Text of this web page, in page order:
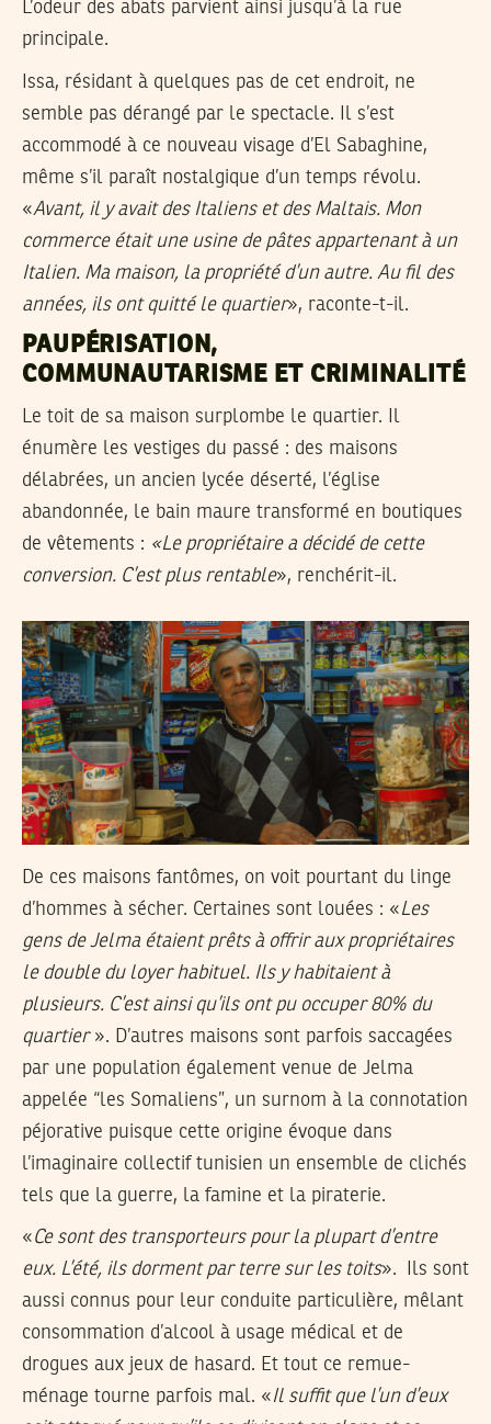
L’odeur des abats parvient ainsi jusqu’à la rue
principale.
Issa, résidant à quelques pas de cet endroit, ne
semble pas dérangé par le spectacle. Il s’est
accommodé à ce nouveau visage d’El Sabaghine,
même s’il paraît nostalgique d’un temps révolu.
«Avant, il y avait des Italiens et des Maltais. Mon
commerce était une usine de pâtes appartenant à un
Italien. Ma maison, la propriété d’un autre. Au fil des
années, ils ont quitté le quartier», raconte-t-il.
PAUPÉRISATION,
COMMUNAUTARISME ET CRIMINALITÉ
Le toit de sa maison surplombe le quartier. Il
énumère les vestiges du passé : des maisons
délabrées, un ancien lycée déserté, l’église
abandonnée, le bain maure transformé en boutiques
de vêtements : «Le propriétaire a décidé de cette
conversion. C’est plus rentable», renchérit-il.
De ces maisons fantômes, on voit pourtant du linge
d’hommes à sécher. Certaines sont louées : «Les
gens de Jelma étaient prêts à offrir aux propriétaires
le double du loyer habituel. Ils y habitaient à
plusieurs. C’est ainsi qu’ils ont pu occuper 80% du
quartier». D’autres maisons sont parfois saccagées
par une population également venue de Jelma
appelée “les Somaliens”, un surnom à la connotation
péjorative puisque cette origine évoque dans
l’imaginaire collectif tunisien un ensemble de clichés
tels que la guerre, la famine et la piraterie.
«Ce sont des transporteurs pour la plupart d’entre
eux. L’été, ils dorment par terre sur les toits». Ils sont
aussi connus pour leur conduite particulière, mêlant
consommation d’alcool à usage médical et de
drogues aux jeux de hasard. Et tout ce remue-
ménage tourne parfois mal. «Il suffit que l’un d’eux